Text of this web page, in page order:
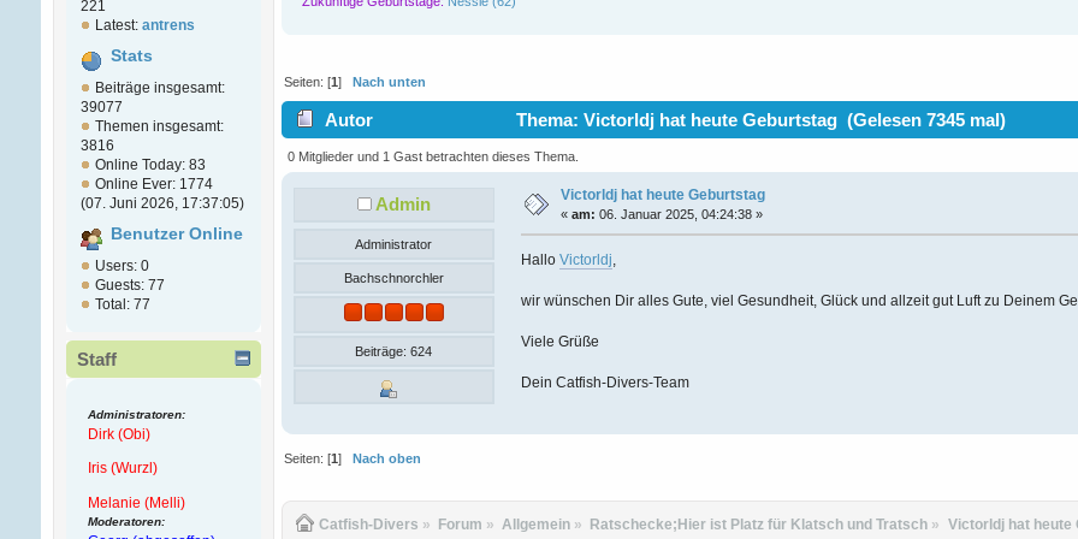
221
Latest: antrens
Stats
Beiträge insgesamt:
39077
Themen insgesamt:
3816
Online Today: 83
Online Ever: 1774
(07. Juni 2026, 17:37:05)
Benutzer Online
Users: 0
Guests: 77
Total: 77
Staff
Administratoren:
Dirk (Obi)
Iris (Wurzl)
Melanie (Melli)
Moderatoren:
Seiten: [1] Nach unten
Autor Thema: Victorldj hat heute Geburtstag (Gelesen 7345 mal)
0 Mitglieder und 1 Gast betrachten dieses Thema.
Admin
Administrator
Bachschnorchler
Beiträge: 624
Victorldj hat heute Geburtstag
« am: 06. Januar 2025, 04:24:38 »
HalloVictorldj,
wir wünschen Dir alles Gute, viel Gesundheit, Glück und allzeit gut Luft zu Deinem
Viele Grüße
Dein Catfish-Divers-Team
Seiten: [1 ]
Nach oben
Catfish-Divers » Forum » Allgemein » Ratschecke;Hier ist Platz für Klatsch und Tratsch » Victorldj hat heute